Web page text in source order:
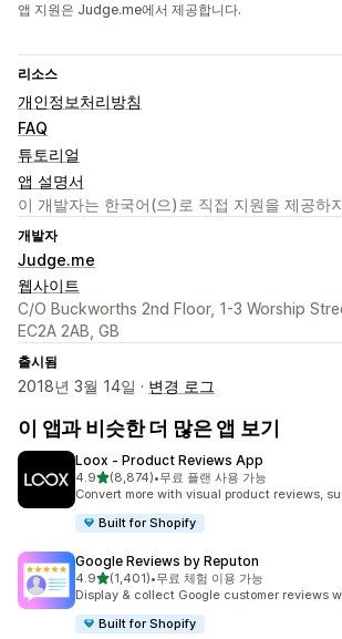
앱 지원은 Judge.me에서 제공합니다.
리소스
개인정보처리방침
FAQ
튜토리얼
앱 설명서
이 개발자는 한국어(으)로 직접 지원을 제공하
개발자
Judge.me
웹사이트
C/O Buckworths 2nd Floor, 1-3 Worship
EC2A 2AB, GB
출시됨
2018년 3월 14일 · 변경 로그
이 앱과 비슷한 더 많은 앱 보기
Loox ‑ Product Reviews App
4.9별 5개 중
(8,874)
총 리뷰 8874개
•무료 플랜 사용 가능
Convert more with visual product reviews,
Built for Shopify
Google Reviews by Reputon
4.9별 5개 중
(1,401)
총 리뷰 1401개
•무료 체험 이용 가능
Display & collect Google customer reviews
Built for Shopify